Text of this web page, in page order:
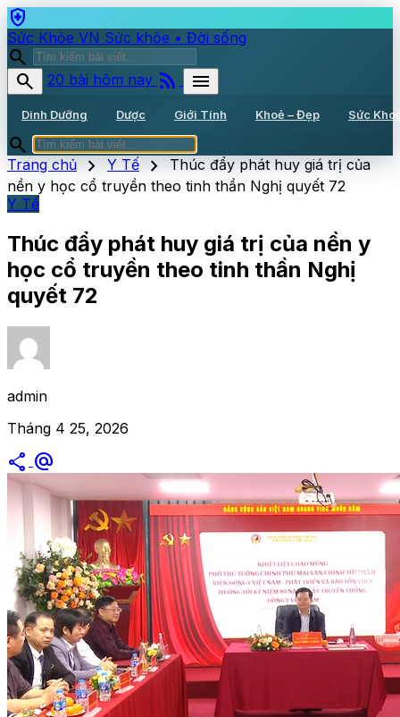
health_and_safety
Sức Khỏe VN Sức khỏe • Đời sống
search
search
20 bài hôm nay rss_feed menu
Dinh Dưỡng Dược Giới Tính Khoẻ – Đẹp Sức
search
Trang chủ chevron_right Y Tế chevron_right Thúc đẩy phát huy giá trị của
nền y học cổ truyền theo tinh thần Nghị quyết 72
Y Tế
Thúc đẩy phát huy giá trị của nền y
học cổ truyền theo tinh thần Nghị
quyết 72
admin
Tháng 4 25, 2026
share alternate_email